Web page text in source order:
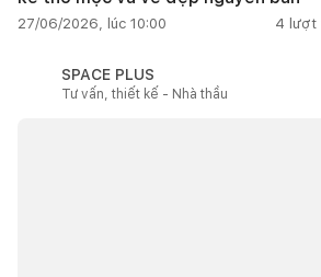
27/06/2026, lúc 10:00 4 lượt
SPACE PLUS
Tư vấn, thiết kế - Nhà thầu